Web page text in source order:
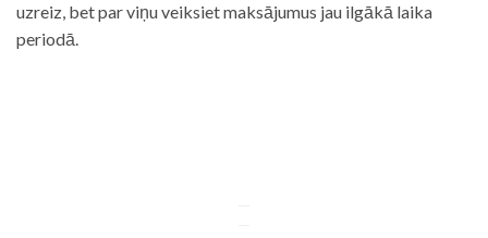
uzreiz, bet par viņu veiksiet maksājumus jau ilgākā laika
periodā.